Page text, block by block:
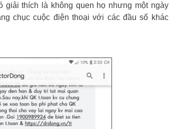
giải thích là không quen họ nhưng một ngày
chục cuộc điện thoại với các đầu số khác